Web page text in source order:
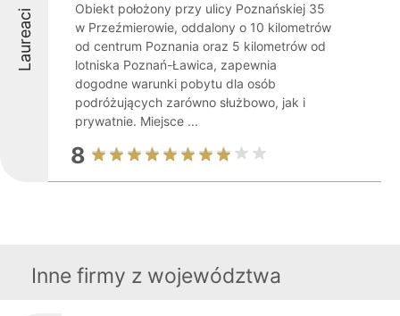
Laureaci
Obiekt położony przy ulicy Poznańskiej 35
w Przeźmierowie, oddalony o 10 kilometrów
od centrum Poznania oraz 5 kilometrów od
lotniska Poznań-Ławica, zapewnia
dogodne warunki pobytu dla osób
podróżujących zarówno służbowo, jak i
prywatnie. Miejsce ...
8
Inne firmy z województwa